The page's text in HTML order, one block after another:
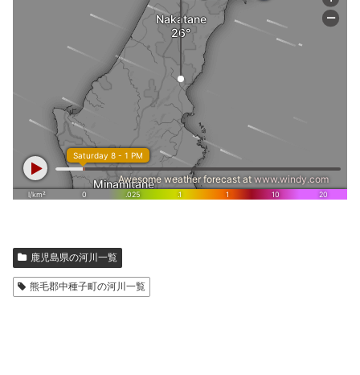
鹿児島県の河川一覧
熊毛郡中種子町の河川一覧